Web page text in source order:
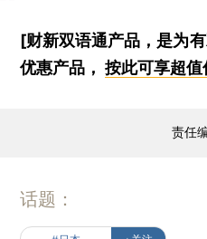
[财新双语通产品，是为
优惠产品，按此可享超值
责任
话题：